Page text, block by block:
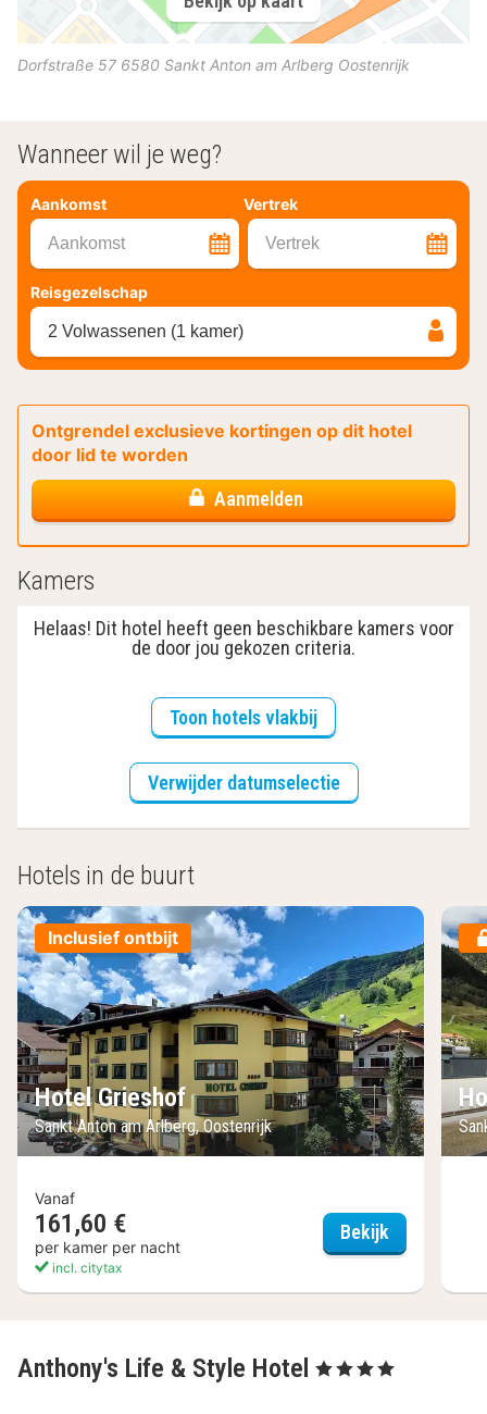
Dorfstraße 57 6580 Sankt Anton am Arlberg Oostenrijk
Wanneer wil je weg?
Aankomst Vertrek
Aankomst Vertrek
Reisgezelschap
2 Volwassenen (1 kamer)
Ontgrendel exclusieve kortingen op dit hotel
door lid te worden
Aanmelden
Kamers
Helaas! Dit hotel heeft geen beschikbare kamers voor
de door jou gekozen criteria.
Toon hotels vlakbij
Verwijder datumselectie
Hotels in de buurt
Inclusief ontbijt
Hotel Grieshof
Sankt Anton am Arlberg, Oostenrijk
Vanaf
161,60 €
per kamer per nacht
incl. citytax
Bekijk
Anthony's Life & Style Hotel , 4 Sterren